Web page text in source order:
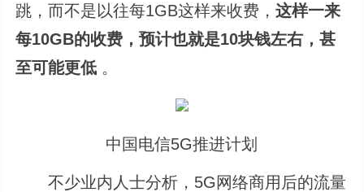
跳，而不是以往每1GB这样来收费，这样一来
每10GB的收费，预计也就是10块钱左右，甚
至可能更低 。
中国电信5G推进计划
不少业内人士分析，5G网络商用后的流量